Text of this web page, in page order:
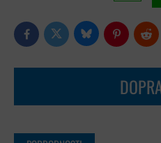
FacebookTwitter BlueskyPinterest